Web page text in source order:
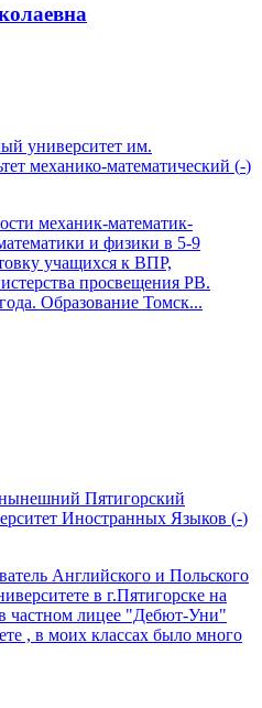
университет им.
механико-математический (-)
механик-математик-
и физики в 5-9
учащихся к ВПР,
просвещения РВ.
Образование Томск...
Пятигорский
Иностранных Языков (-)
Английского и Польского
в г.Пятигорске на
частном лицее "Дебют-Уни"
, в моих классах было много